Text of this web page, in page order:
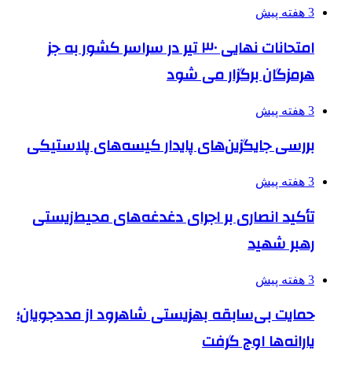
3 هفته پیش
امتحانات نهایی ۳۰ تیر در سراسر کشور به جز
هرمزگان برگزار می شود
3 هفته پیش
بررسی جایگزین‌های پایدار کیسه‌های پلاستیکی
3 هفته پیش
تأکید انصاری بر اجرای دغدغه‌های محیط‌زیستی
رهبر شهید
3 هفته پیش
حمایت بی‌سابقه بهزیستی شاهرود از مددجویان؛
یارانه‌ها اوج گرفت